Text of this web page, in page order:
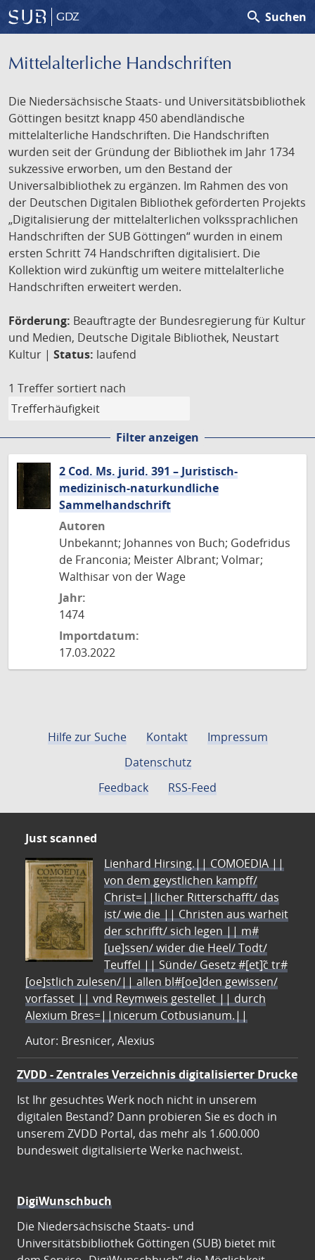
GDZ search Suchen
Mittelalterliche Handschriften
Die Niedersächsische Staats- und Universitätsbibliothek
Göttingen besitzt knapp 450 abendländische
mittelalterliche Handschriften. Die Handschriften
wurden seit der Gründung der Bibliothek im Jahr 1734
sukzessive erworben, um den Bestand der
Universalbibliothek zu ergänzen. Im Rahmen des von
der Deutschen Digitalen Bibliothek geförderten Projekts
„Digitalisierung der mittelalterlichen volkssprachlichen
Handschriften der SUB Göttingen“ wurden in einem
ersten Schritt 74 Handschriften digitalisiert. Die
Kollektion wird zukünftig um weitere mittelalterliche
Handschriften erweitert werden.
Förderung: Beauftragte der Bundesregierung für Kultur
und Medien, Deutsche Digitale Bibliothek, Neustart
Kultur | Status: laufend
1 Treffer sortiert nach
Filter anzeigen
2 Cod. Ms. jurid. 391 – Juristisch-
medizinisch-naturkundliche
Sammelhandschrift
Autoren
Unbekannt; Johannes von Buch; Godefridus
de Franconia; Meister Albrant; Volmar;
Walthisar von der Wage
Jahr:
1474
Importdatum:
17.03.2022
Hilfe zur Suche Kontakt
Impressum
Datenschutz
Feedback
RSS-Feed
Just scanned
Lienhard Hirsing.|| COMOEDIA ||
von dem geystlichen kampff/
Christ=||licher Ritterschafft/ das
ist/ wie die || Christen aus warheit
der schrifft/ sich legen || m#
[ue]ssen/ wider die Heel/ Todt/
Teuffel || Sünde/ Gesetz #[et]c̃ tr#
[oe]stlich zulesen/|| allen bl#[oe]den gewissen/
vorfasset || vnd Reymweis gestellet || durch
Alexium Bres=||nicerum Cotbusianum.||
Autor: Bresnicer, Alexius
ZVDD - Zentrales Verzeichnis digitalisierter Drucke
Ist Ihr gesuchtes Werk noch nicht in unserem
digitalen Bestand? Dann probieren Sie es doch in
unserem ZVDD Portal, das mehr als 1.600.000
bundesweit digitalisierte Werke nachweist.
DigiWunschbuch
Die Niedersächsische Staats- und
Universitätsbibliothek Göttingen (SUB) bietet mit